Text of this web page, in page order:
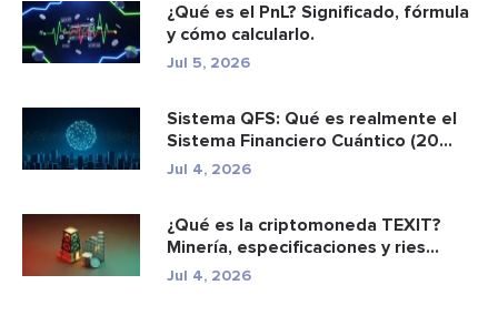
¿Qué es el PnL? Significado, fórmula
y cómo calcularlo.
Jul 5, 2026
Sistema QFS: Qué es realmente el
Sistema Financiero Cuántico (20...
Jul 4, 2026
¿Qué es la criptomoneda TEXIT?
Minería, especificaciones y ries...
Jul 4, 2026